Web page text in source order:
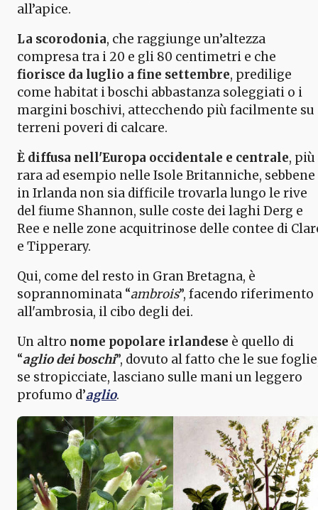
all’apice.
La scorodonia, che raggiunge un’altezza
compresa tra i 20 e gli 80 centimetri e che
fiorisce da luglio a fine settembre, predilige
come habitat i boschi abbastanza soleggiati o i
margini boschivi, attecchendo più facilmente su
terreni poveri di calcare.
È diffusa nell'Europa occidentale e centrale, più
rara ad esempio nelle Isole Britanniche, sebbene
in Irlanda non sia difficile trovarla lungo le rive
del fiume Shannon, sulle coste dei laghi Derg e
Ree e nelle zone acquitrinose delle contee di
e Tipperary.
Qui, come del resto in Gran Bretagna, è
soprannominata “ambrois”, facendo riferimento
all'ambrosia, il cibo degli dei.
Un altro nome popolare irlandese è quello di
“aglio dei boschi”, dovuto al fatto che le sue
se stropicciate, lasciano sulle mani un leggero
profumo d’aglio.